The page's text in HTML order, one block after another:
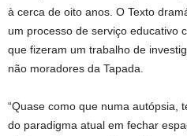
à cerca de oito anos. O Texto
um processo de serviço educativo
que fizeram um trabalho de
não moradores da Tapada.
“Quase como que numa autópsia,
do paradigma atual em fechar